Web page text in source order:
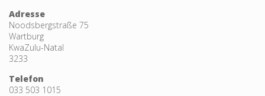
Adresse
Noodsbergstraße 75
Wartburg
KwaZulu-Natal
3233
Telefon
033 503 1015